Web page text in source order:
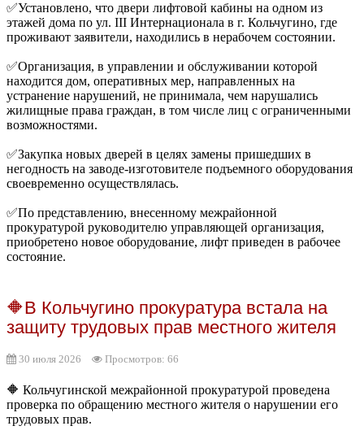
✅Установлено, что двери лифтовой кабины на одном из
этажей дома по ул. III Интернационала в г. Кольчугино, где
проживают заявители, находились в нерабочем состоянии.
✅Организация, в управлении и обслуживании которой
находится дом, оперативных мер, направленных на
устранение нарушений, не принимала, чем нарушались
жилищные права граждан, в том числе лиц с ограниченными
возможностями.
✅Закупка новых дверей в целях замены пришедших в
негодность на заводе-изготовителе подъемного оборудования
своевременно осуществлялась.
✅По представлению, внесенному межрайонной
прокуратурой руководителю управляющей организация,
приобретено новое оборудование, лифт приведен в рабочее
состояние.
🔶В Кольчугино прокуратура встала на
защиту трудовых прав местного жителя
30 июля 2026 Просмотров: 66
🔶 Кольчугинской межрайонной прокуратурой проведена
проверка по обращению местного жителя о нарушении его
трудовых прав.